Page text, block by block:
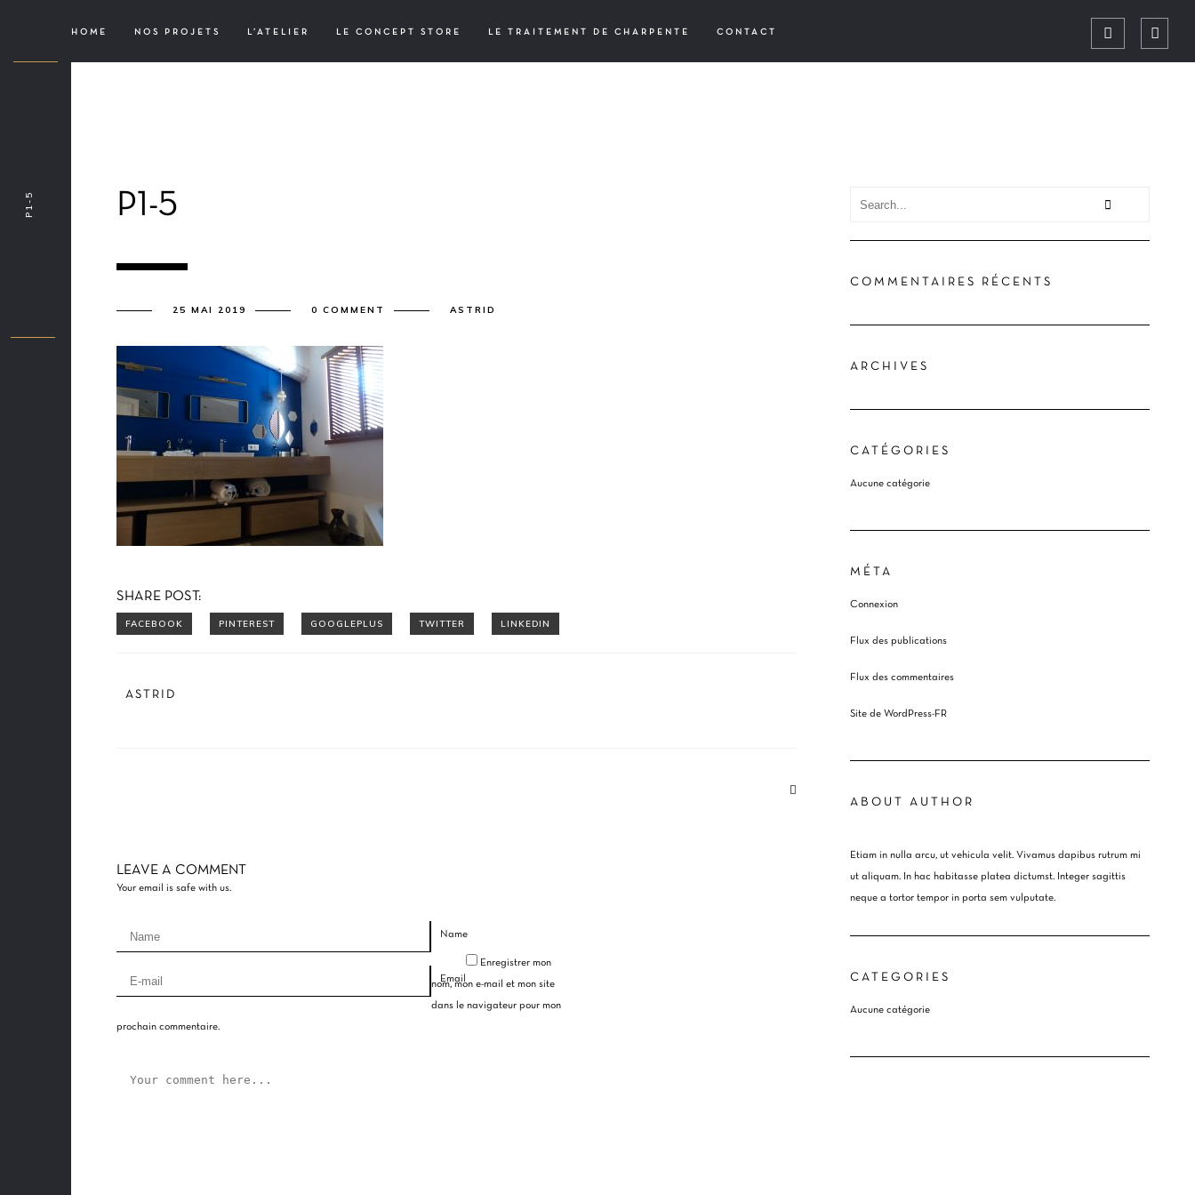
HOME NOS PROJETS L’ATELIER LE CONCEPT STORE LE TRAITEMENT DE CHARPENTE CONTACT
P1-5
25 MAI 2019 0 COMMENT ASTRID
SHARE POST:
ASTRID
LEAVE A COMMENT
Your email is safe with us.
Name
Email
Enregistrer mon
nom, mon e-mail et mon site
dans le navigateur pour mon
prochain commentaire.
COMMENTAIRES RÉCENTS
ARCHIVES
CATÉGORIES
Aucune catégorie
MÉTA
Connexion
Flux des publications
Flux des commentaires
Site de WordPress-FR
ABOUT AUTHOR
Etiam in nulla arcu, ut vehicula velit. Vivamus dapibus rutrum mi
ut aliquam. In hac habitasse platea dictumst. Integer sagittis
neque a tortor tempor in porta sem vulputate.
CATEGORIES
Aucune catégorie
P1-5